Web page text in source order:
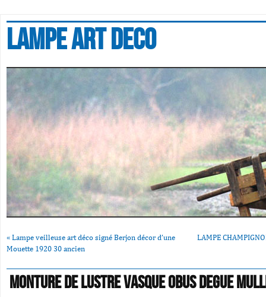
Lampe art deco
« Lampe veilleuse art déco signé Berjon décor d’une
Mouette 1920 30 ancien
LAMPE
Monture de lustre vasque obus degue